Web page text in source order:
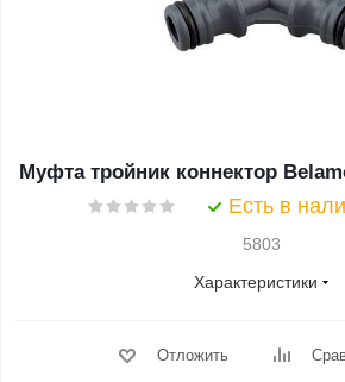
Муфта тройник коннектор
Есть в
5803
Характеристики
Отложить